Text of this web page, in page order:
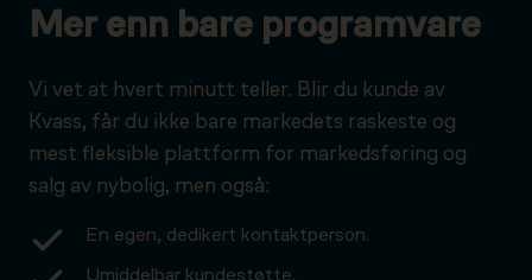
Mer enn bare programvare
Vi vet at hvert minutt teller. Blir du kunde av
Kvass, får du ikke bare markedets raskeste og
mest fleksible plattform for markedsføring og
salg av nybolig, men også:
En egen, dedikert kontaktperson.